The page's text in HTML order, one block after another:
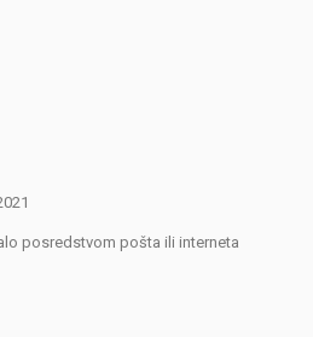
posredstvom pošta ili interneta